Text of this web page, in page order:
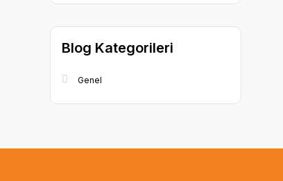
Blog Kategorileri
Genel